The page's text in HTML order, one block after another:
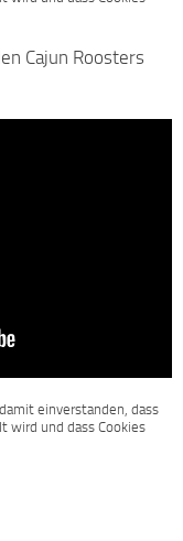
Cajun Roosters
einverstanden, dass
wird und dass Cookies